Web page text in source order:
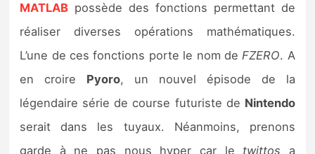
MATLAB possède des fonctions permettant de
réaliser diverses opérations mathématiques.
L’une de ces fonctions porte le nom deFZERO. A
en croire Pyoro, un nouvel épisode de la
légendaire série de course futuriste de Nintendo
serait dans les tuyaux. Néanmoins, prenons
garde à ne pas nous hyper car le twittos a